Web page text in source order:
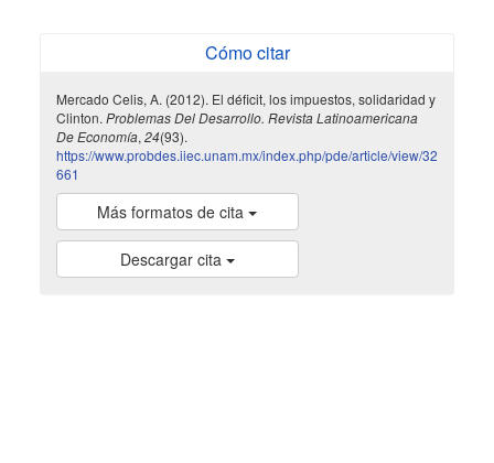
Cómo citar
Mercado Celis, A. (2012). El déficit, los impuestos, solidaridad y
Clinton. Problemas Del Desarrollo. Revista Latinoamericana
De Economía, 24(93).
https://www.probdes.iiec.unam.mx/index.php/pde/article/view/32
661
Más formatos de cita
Descargar cita